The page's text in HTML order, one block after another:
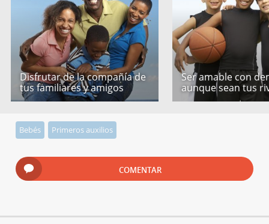
Disfrutar de la compañía de
tus familiares y amigos
Ser amable con
aunque sean tus
Bebés Primeros auxilios
COMENTAR